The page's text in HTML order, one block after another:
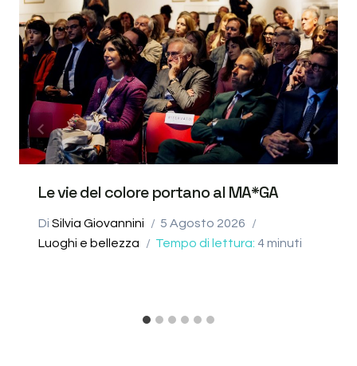
Le vie del colore portano al MA*GA
Di Silvia Giovannini
5 Agosto 2026
Luoghi e bellezza
Tempo di lettura: 4minuti